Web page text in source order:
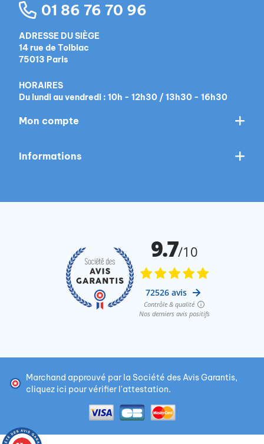
01 86 76 70 96
ADRESSE DU SIÈGE
14 rue de Tolbiac
75013 Paris
HORAIRES
Du lundi au vendredi : 10h - 12h30 / 13h30 - 16h30
Mon compte
Informations
Marchand approuvé par la Société des Avis Garantis,
cliquez ici pour vérifier l'attestation.